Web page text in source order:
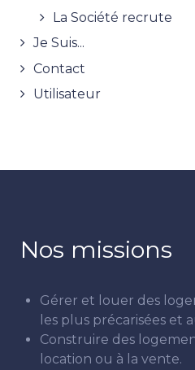
La Société recrute
Je Suis...
Contact
Utilisateur
Nos missions
Gérer et louer des
les plus précarisées et
Construire des
location ou à la vente.